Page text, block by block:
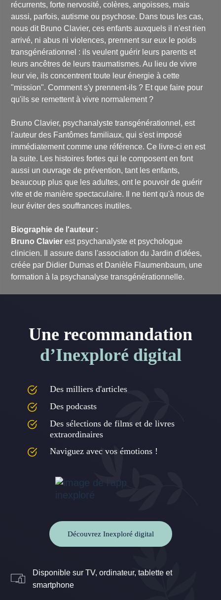
récurrents, forte nervosité, colères, angoisses, mais
aussi, parfois, autisme ou psychose. Dans tous les cas,
nous dit Bruno Clavier, ces enfants auxquels il n'est rien
arrivé, ni abus ni violences, prennent sur eux le poids
transgénérationnel : ils veulent guérir leurs parents et
leurs ancêtres de leurs traumatismes. Au lieu de vivre
leur vie, ils concentrent toute leur énergie à cette
"mission". Comment s'y prennent-ils ? Et que faire pour
qu'ils se remettent à vivre normalement ?
Bruno Clavier, psychanalyste transgénérationnel, est
l'auteur des Fantômes familiaux, qui s'est imposé
immédiatement comme une référence. Ce livre-ci en est
la suite. Les histoires fortes qui le composent en font
aussi un ouvrage de prévention, tant les enfants,
beaucoup plus que les adultes, ont le pouvoir de guérir
vite et de manière spectaculaire. Il ne tient qu'à nous de
leur éviter des souffrances inutiles.
Biographie de l'auteur :
Bruno Clavier est psychanalyste et psychologue
clinicien. Il assure dans l'association du Jardin d'idées,
créée par Didier Dumas et Danièle Flaumenbaum, une
formation à la psychanalyse transgénérationnelle.
Une recommandation
d’Inexploré digital
Des milliers d'articles
Des podcasts
Des sélections de films et de livres
extraordinaires
Naviguez avec vos émotions !
Découvrez Inexploré digital
Disponible sur TV, ordinateur, tablette et
smartphone